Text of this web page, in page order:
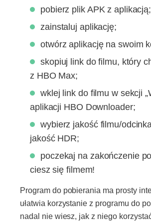
pobierz plik APK z aplikacją;
zainstaluj aplikację;
otwórz aplikację na swoim
skopiuj link do filmu, który
z HBO Max;
wklej link do filmu w sekcji
aplikacji HBO Downloader;
wybierz jakość filmu/
jakość HDR;
poczekaj na zakończenie
ciesz się filmem!
Program do pobierania ma prosty
ułatwia korzystanie z programu do
nadal nie wiesz, jak z niego